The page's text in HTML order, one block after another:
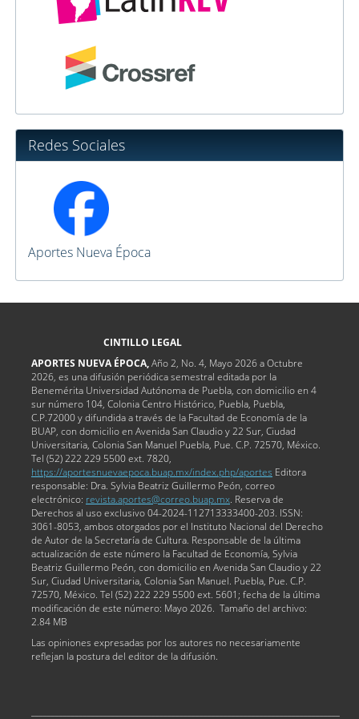
Redes Sociales
Aportes Nueva Época
CINTILLO LEGAL
APORTES NUEVA ÉPOCA,Año 2, No. 4, Mayo 2026 a Octubre
2026, es una difusión periódica semestral editada por la
Benemérita Universidad Autónoma de Puebla, con domicilio en 4
sur número 104, Colonia Centro Histórico, Puebla, Puebla,
C.P.72000 y difundida a través de la Facultad de Economía de la
BUAP, con domicilio en Avenida San Claudio y 22 Sur, Ciudad
Universitaria, Colonia San Manuel Puebla, Pue. C.P. 72570, México.
Tel (52) 222 229 5500 ext. 7820,
https://aportesnuevaepoca.buap.mx/index.php/aportes Editora
responsable: Dra. Sylvia Beatriz Guillermo Peón, correo
electrónico: revista.aportes@correo.buap.mx. Reserva de
Derechos al uso exclusivo 04-2024-112713333400-203. ISSN:
3061-8053, ambos otorgados por el Instituto Nacional del Derecho
de Autor de la Secretaría de Cultura. Responsable de la última
actualización de este número la Facultad de Economía, Sylvia
Beatriz Guillermo Peón, con domicilio en Avenida San Claudio y 22
Sur, Ciudad Universitaria, Colonia San Manuel. Puebla, Pue. C.P.
72570, México. Tel (52) 222 229 5500 ext. 5601; fecha de la última
modificación de este número: Mayo 2026. Tamaño del archivo:
2.84 MB
Las opiniones expresadas por los autores no necesariamente
reflejan la postura del editor de la difusión.